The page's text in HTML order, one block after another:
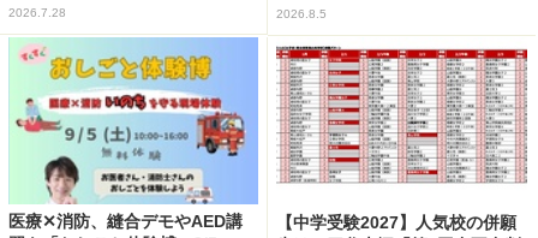
2026.7.28 2026.8.5
医療✕消防、縫合デモやAED講
【中学受験2027】人気校の併願